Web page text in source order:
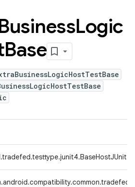
Logic
Base